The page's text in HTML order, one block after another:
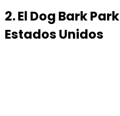
2. El Dog Bark
Estados Unidos